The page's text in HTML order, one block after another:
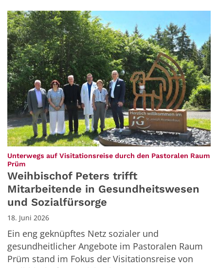
Unterwegs auf Visitationsreise durch den Pastoralen Raum
Prüm
Weihbischof Peters trifft
Mitarbeitende in Gesundheitswesen
und Sozialfürsorge
18. Juni 2026
Ein eng geknüpftes Netz sozialer und
gesundheitlicher Angebote im Pastoralen Raum
Prüm stand im Fokus der Visitationsreise von